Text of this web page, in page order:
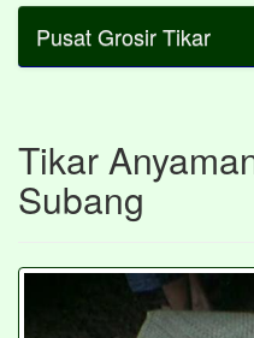
Pusat Grosir Tikar
Tikar
Subang